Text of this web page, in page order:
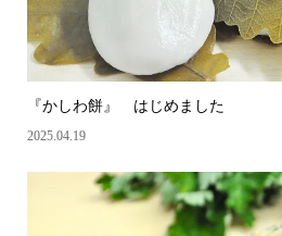
『かしわ餅』 はじめました
2025.04.19